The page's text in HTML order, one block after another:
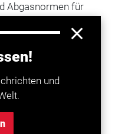
und
Abgasnormen für
das Ziel, „die
sauberen Pkw und
Mitteilung schreibt.